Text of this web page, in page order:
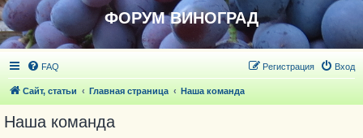
ФОРУМ ВИНОГРАД
FAQ Вход
Регистрация
Сайт, статьи Главная страница Наша команда
Наша команда